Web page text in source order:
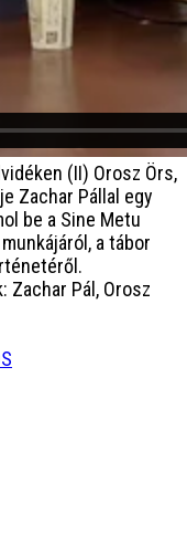
(II) Orosz Örs,
Zachar Pállal egy
be a Sine Metu
a tábor
Zachar Pál, Orosz